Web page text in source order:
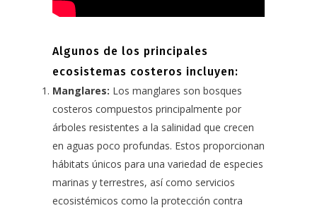
Algunos de los principales
ecosistemas costeros incluyen:
Manglares: Los manglares son bosques
costeros compuestos principalmente por
árboles resistentes a la salinidad que crecen
en aguas poco profundas. Estos proporcionan
hábitats únicos para una variedad de especies
marinas y terrestres, así como servicios
ecosistémicos como la protección contra